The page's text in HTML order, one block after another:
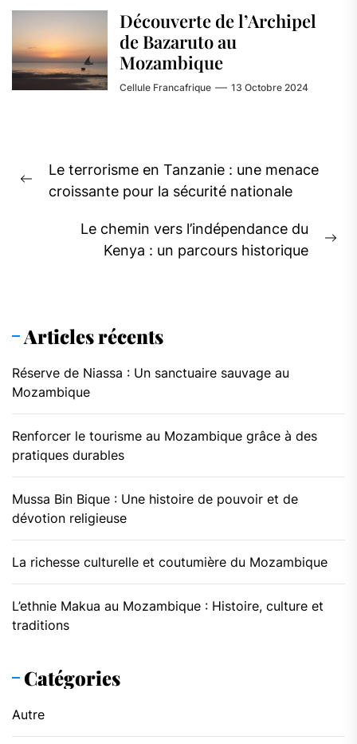
Découverte de l’Archipel
de Bazaruto au
Mozambique
Cellule Francafrique 13 Octobre 2024
de
l’article
Previous
Le terrorisme en Tanzanie : une menace
croissante pour la sécurité nationale
Le chemin vers l’indépendance du
Kenya : un parcours historique
Articles récents
Réserve de Niassa : Un sanctuaire sauvage au
Mozambique
Renforcer le tourisme au Mozambique grâce à des
pratiques durables
Mussa Bin Bique : Une histoire de pouvoir et de
dévotion religieuse
La richesse culturelle et coutumière du Mozambique
L’ethnie Makua au Mozambique : Histoire, culture et
traditions
Catégories
Autre